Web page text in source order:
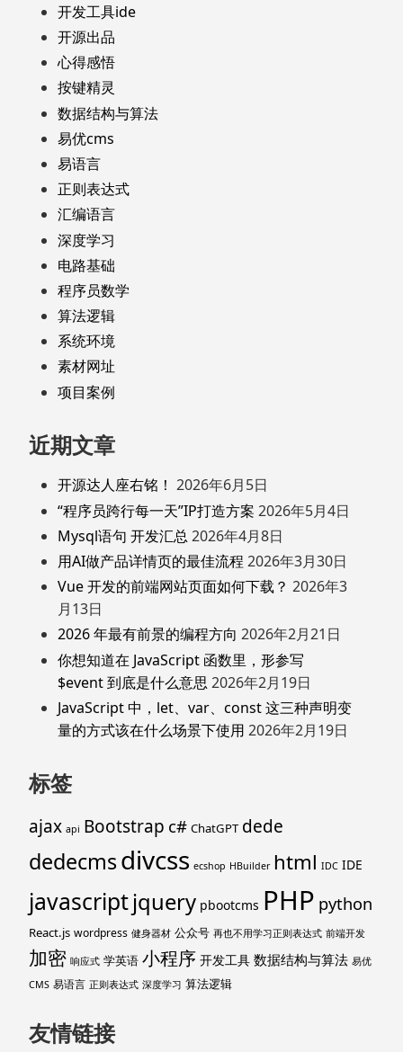
开发工具ide
开源出品
心得感悟
按键精灵
数据结构与算法
易优cms
易语言
正则表达式
汇编语言
深度学习
电路基础
程序员数学
算法逻辑
系统环境
素材网址
项目案例
近期文章
开源达人座右铭！ 2026年6月5日
“程序员跨行每一天”IP打造方案 2026年5月4日
Mysql语句 开发汇总 2026年4月8日
用AI做产品详情页的最佳流程 2026年3月30日
Vue 开发的前端网站页面如何下载？ 2026年3
月13日
2026 年最有前景的编程方向 2026年2月21日
你想知道在 JavaScript 函数里，形参写
$event 到底是什么意思 2026年2月19日
JavaScript 中，let、var、const 这三种声明变
量的方式该在什么场景下使用 2026年2月19日
标签
ajax api Bootstrap c# ChatGPT dede
dedecmsdivcss ecshop HBuilder html IDC IDE
javascriptjquery pbootcms PHP python
React.js wordpress 健身器材 公众号 再也不用学习正则表达式 前端开发
加密 响应式 学英语 小程序 开发工具 数据结构与算法 易优
CMS 易语言 正则表达式 深度学习 算法逻辑
友情链接